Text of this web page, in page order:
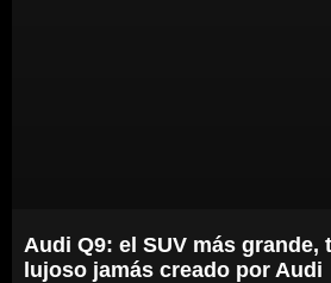
Audi Q9: el SUV más grande,
lujoso jamás creado por Audi